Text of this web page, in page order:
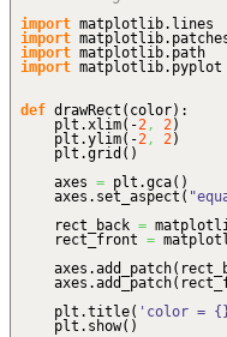
import matplotlib. lines
import matplotlib.
import matplotlib. path
import matplotlib. pyplot
def drawRect ( color) :
plt.xlim( -2, 2)
plt.ylim( -2, 2)
plt.grid ( )
axes = plt.gca( )
axes. set_aspect (
rect_back =
rect_front =
axes.add_patch(
axes.add_patch(
plt.title( 'color =
plt. show( )